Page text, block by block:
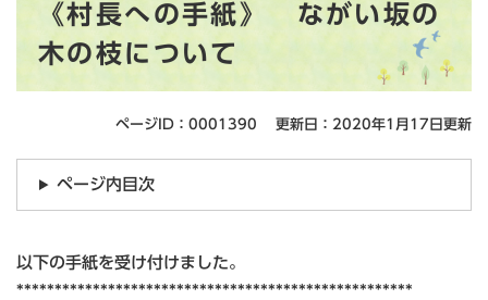
《村長への手紙》 ながい坂の
木の枝について
ページID：0001390 更新日：2020年1月17日更新
ページ内目次
以下の手紙を受け付けました。
****************************************************